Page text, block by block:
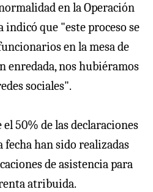
en la Operación
indicó que "este proceso se
en la mesa de
enredada, nos hubiéramos
sociales".
50% de las declaraciones
fecha han sido realizadas
de asistencia para
atribuida.